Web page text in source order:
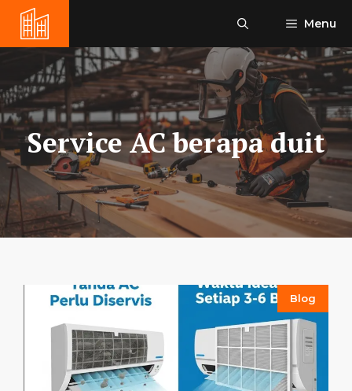
content
Menu
Service AC berapa duit
Blog